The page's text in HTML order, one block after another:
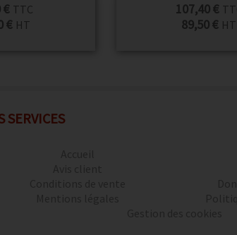
€ TTC
€ HT
107,40 €
89,50 € HT
SERVICES